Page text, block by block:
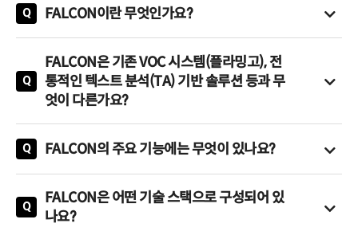
Q FALCON이란 무엇인가요?
술을 기반으로 개발된통합 인텔리전스 AI 플랫폼 입니다.
FALCON은 VOC 데이터 분석에 최적화된'FALCON VOC'
LLM 챗봇 기반의'FALCON LLM/RAG'으로 구분됩니다.
특히,FALCON VOC는 '고객의 소리(VOC)' 데이터를요약, 분류,
군집화, 병합, 분배, 생성, 트렌드 분석하는 포괄적인 기능을 제공
그래서, 기업이 방대한 고객 피드백 속에서 실행 가능한 통찰력을
얻고 궁극적으로 고객 경험(CX)을 혁신할 수 있도록 돕습니다.
Q
FALCON은 기존 VOC 시스템(플라밍고), 전
통적인 텍스트 분석(TA) 기반 솔루션 등과 무
엇이 다른가요?
칙 기반으로 작동하여 본질적인 한계를 가졌습니다.
가령, 새로운 이슈 발생 시마다 수동으로 규칙을 추가해야 했고,
자동 분류 결과에 대한 신뢰가 낮아 결국 수동 검토(육안 재확인)
를 거쳐야 하는 반자동화 방식의 제약이 있었습니다. 반면, 생성
형 AI 기반의 FALCON은 이러한 기존 시스템의 한계를 획기적으
Q FALCON의 주요 기능에는 무엇이 있나요?
고 강력한 기능을 제공합니다.
• FALCON VOC (고객의 소리 분석 및 관리)
Q
FALCON은 어떤 기술 스택으로 구성되어 있
나요?